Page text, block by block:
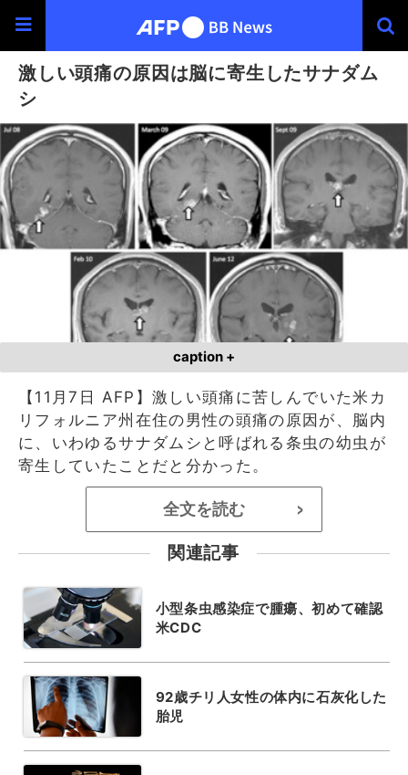
激しい頭痛の原因は脳に寄生したサナダム
シ
caption +
【11月7日 AFP】激しい頭痛に苦しんでいた米カ
リフォルニア州在住の男性の頭痛の原因が、脳内
に、いわゆるサナダムシと呼ばれる条虫の幼虫が
寄生していたことだと分かった。
全文を読む >
関連記事
小型条虫感染症で腫瘍、初めて確認
米CDC
92歳チリ人女性の体内に石灰化した
胎児